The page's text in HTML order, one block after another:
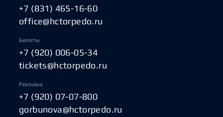
+7 (831) 465-16-60
office@hctorpedo.ru
Билеты
+7 (920) 006-05-34
tickets@hctorpedo.ru
Реклама
+7 (920) 07-07-800
gorbunova@hctorpedo.ru